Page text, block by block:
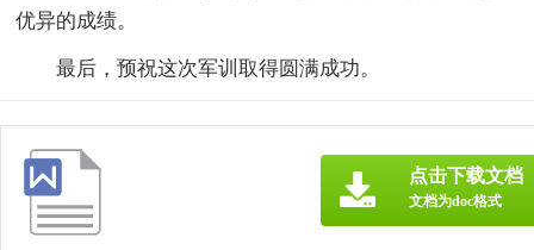
优异的成绩。
最后，预祝这次军训取得圆满成功。
点击下载文档
文档为doc格式